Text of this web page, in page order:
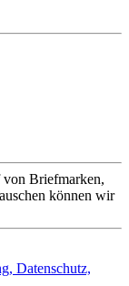
Briefmarken,
können wir
Datenschutz,